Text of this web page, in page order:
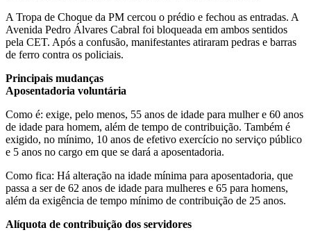
A Tropa de Choque da PM cercou o prédio e fechou as entradas. A
Avenida Pedro Álvares Cabral foi bloqueada em ambos sentidos
pela CET. Após a confusão, manifestantes atiraram pedras e barras
de ferro contra os policiais.
Principais mudanças
Aposentadoria voluntária
Como é: exige, pelo menos, 55 anos de idade para mulher e 60 anos
de idade para homem, além de tempo de contribuição. Também é
exigido, no mínimo, 10 anos de efetivo exercício no serviço público
e 5 anos no cargo em que se dará a aposentadoria.
Como fica: Há alteração na idade mínima para aposentadoria, que
passa a ser de 62 anos de idade para mulheres e 65 para homens,
além da exigência de tempo mínimo de contribuição de 25 anos.
Alíquota de contribuição dos servidores